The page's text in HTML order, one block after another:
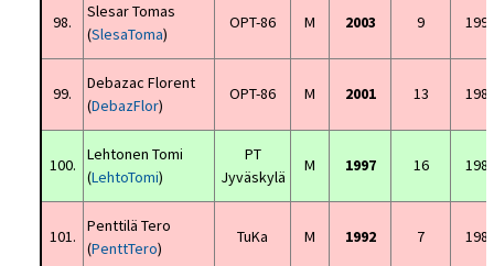
98.
Slesar Tomas
(SlesaToma)
OPT-86 M 2003 9
99.
Debazac Florent
(DebazFlor)
OPT-86 M 2001 13
100.
Lehtonen Tomi
(LehtoTomi)
PT
Jyväskylä
M 1997 16
101.
Penttilä Tero
(PenttTero)
TuKa M 1992 7